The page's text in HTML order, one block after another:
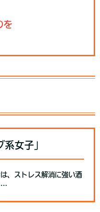
を
系女子」
、ストレス解消に強い酒